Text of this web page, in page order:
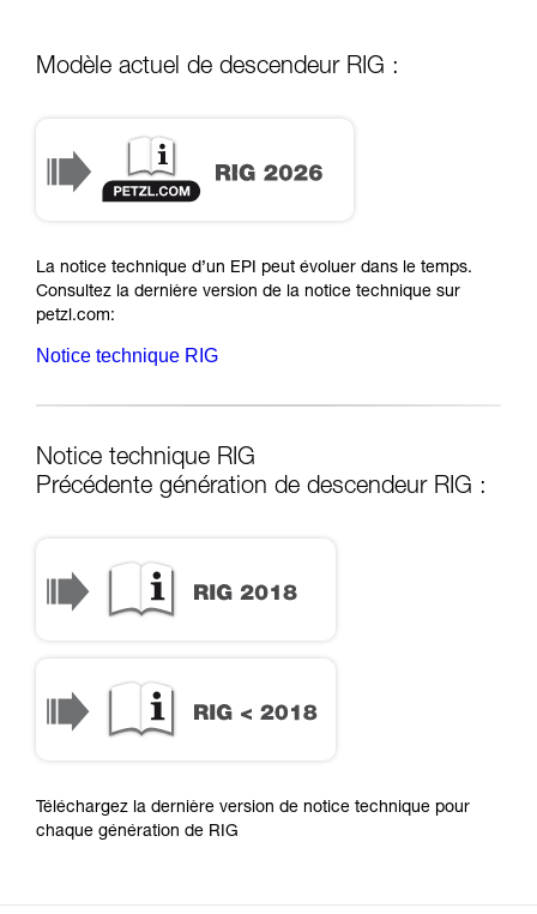
Modèle actuel de descendeur RIG :
La notice technique d’un EPI peut évoluer dans le temps.
Consultez la dernière version de la notice technique sur
petzl.com:
Notice technique RIG
Notice technique RIG
Précédente génération de descendeur RIG :
Téléchargez la dernière version de notice technique pour
chaque génération de RIG